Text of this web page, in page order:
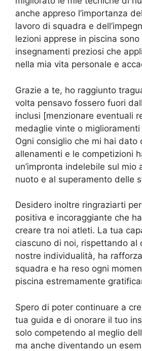
anche appreso l’importanza
lavoro di squadra e
lezioni apprese in piscina
insegnamenti preziosi che
nella mia vita personale e
Grazie a te, ho raggiunto
volta pensavo fossero fuori
inclusi [menzionare eventuali
medaglie vinte o
Ogni consiglio che mi hai dato
allenamenti e le competizioni
un’impronta indelebile sul mio
nuoto e al superamento delle
Desidero inoltre ringraziarti per
positiva e incoraggiante che
creare tra noi atleti. La tua
ciascuno di noi, rispettando al
nostre individualità, ha
squadra e ha reso ogni
piscina estremamente
Spero di poter continuare a
tua guida e di onorare il tuo
solo competendo al meglio
ma anche diventando un